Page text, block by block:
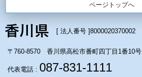
ページトップへ
[ 法人番号 ]8000020370002
〒760-8570 香川県高松市番町四丁目1番10号
代表電話 : 087-831-1111